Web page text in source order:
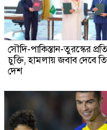
সৌদি-পাকিস্তান-তুরস্কের
চুক্তি, হামলায় জবাব দেবে
দেশ